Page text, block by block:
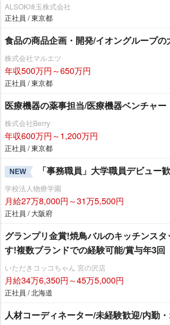
ALSOK埼玉株式会社
正社員 / 東京都
食品の商品企画・開発/イオングループの
株式会社マルエツ
年収500万円～650万円
正社員 / 東京都
医療機器の薬事担当/医療機器ベンチャー
株式会社Berry
年収600万円～1,200万円
正社員 / 東京都
NEW 「事務職員」大学職員デビュー
学校法人物療学園
月給27万8,000円～31万5,500円
正社員 / 大阪府
グランプリ金賞!焼鳥バルのキッチンス
す!複数ブランドでの経験可能/賞与年3回
いただきコッコちゃん 宮の沢店
月給34万6,350円～45万5,000円
正社員 / 北海道
人材コーディネーター/未経験歓迎/内勤